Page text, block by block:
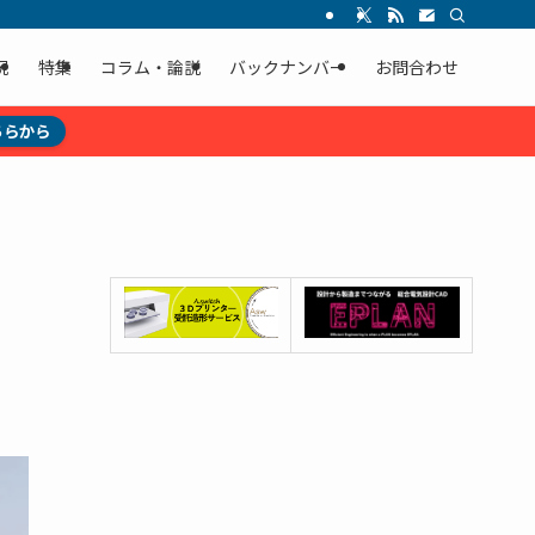
特集 コラム・論説 バックナンバー お問合わせ
から